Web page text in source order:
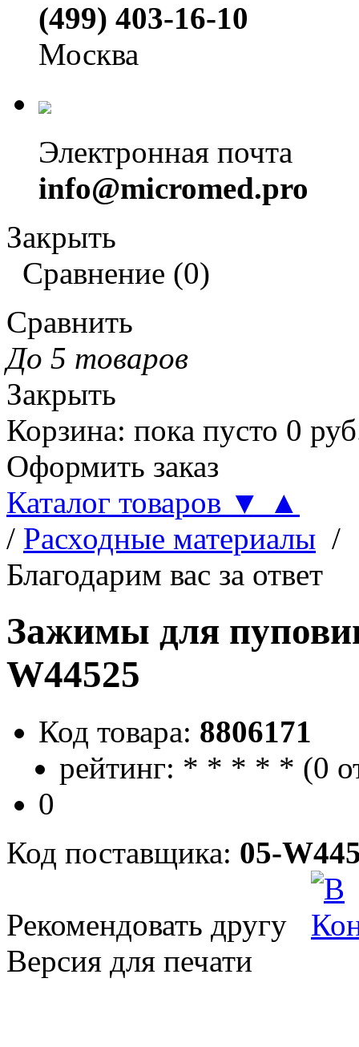
(499) 403-16-10
Москва
Электронная почта
info@micromed.pro
Закрыть
Сравнение (0)
Сравнить
До 5 товаров
Закрыть
Корзина: пока пусто 0
Оформить заказ
Каталог товаров ▼
▲
/ Расходные материалы /
Благодарим вас за ответ
Зажимы для
W44525
Код товара: 8806171
рейтинг: * * * * * (0
0
Код поставщика: 05-
Рекомендовать другу
Версия для печати